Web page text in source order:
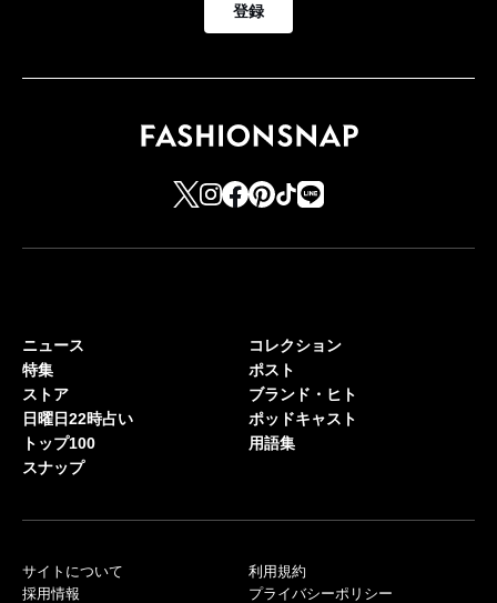
登録
ニュース
特集
ストア
日曜日22時占い
トップ100
スナップ
コレクション
ポスト
ブランド・ヒト
ポッドキャスト
用語集
サイトについて
採用情報
利用規約
プライバシーポリシー